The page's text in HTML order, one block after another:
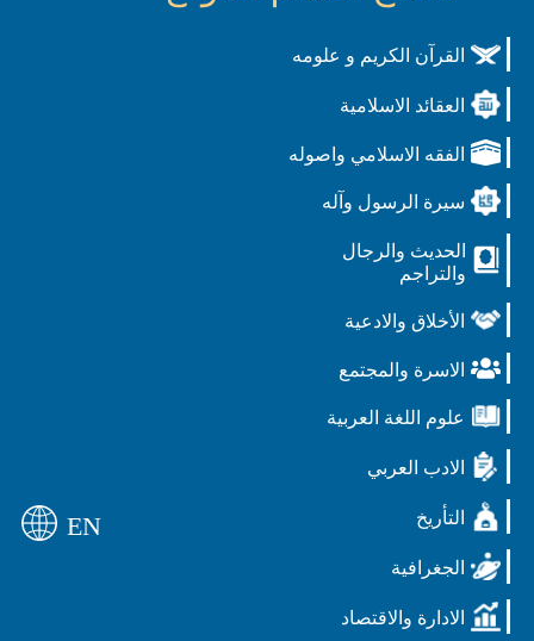
القرآن الكريم و علومه
العقائد الاسلامية
الفقه الاسلامي واصوله
سيرة الرسول وآله
الحديث والرجال
والتراجم
الأخلاق والادعية
الاسرة والمجتمع
علوم اللغة العربية
الادب العربي
التأريخ
الجغرافية
الادارة والاقتصاد
EN